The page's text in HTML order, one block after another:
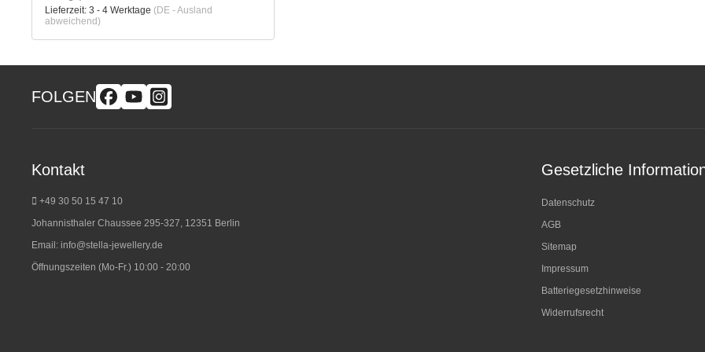
Lieferzeit: 3 - 4 Werktage (DE - Ausland
abweichend)
FOLGEN
Kontakt
+49 30 50 15 47 10
Johannisthaler Chaussee 295-327, 12351 Berlin
Email: info@stella-jewellery.de
Öffnungszeiten (Mo-Fr.) 10:00 - 20:00
Gesetzliche
Datenschutz
AGB
Sitemap
Impressum
Batteriegesetzhinweise
Widerrufsrecht